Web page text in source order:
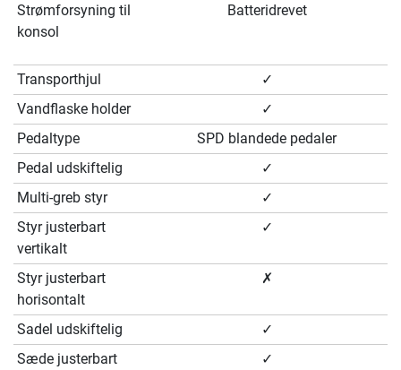
Strømforsyning til
konsol
Batteridrevet
Transporthjul
✓
Vandflaske holder
✓
Pedaltype
SPD blandede pedaler
Pedal udskiftelig
✓
Multi-greb styr
✓
Styr justerbart
vertikalt
✓
Styr justerbart
horisontalt
✗
Sadel udskiftelig
✓
Sæde justerbart
✓